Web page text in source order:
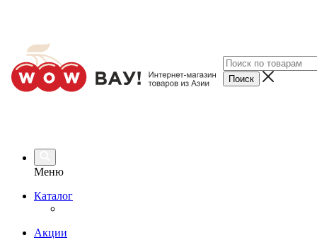
Меню
Каталог
Акции